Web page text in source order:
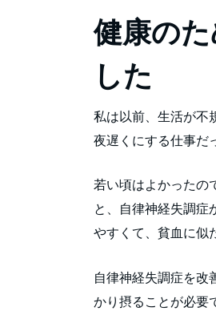
健康の
した
私は以前、生活が不
夜遅くにする仕事だ
若い頃はよかったの
と、自律神経失調症
やすくて、貧血に似
自律神経失調症を改
かり摂ることが必要